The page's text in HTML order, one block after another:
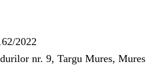
2022
nr. 9, Targu Mures, Mures